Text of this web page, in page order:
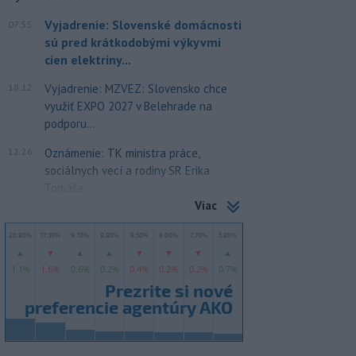
07:55
Vyjadrenie: Slovenské domácnosti
sú pred krátkodobými výkyvmi
cien elektriny...
18:12
Vyjadrenie: MZVEZ: Slovensko chce
využiť EXPO 2027 v Belehrade na
podporu...
12:26
Oznámenie: TK ministra práce,
sociálnych vecí a rodiny SR Erika
Tomáša
Viac